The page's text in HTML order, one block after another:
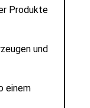
Produkte
und
einem